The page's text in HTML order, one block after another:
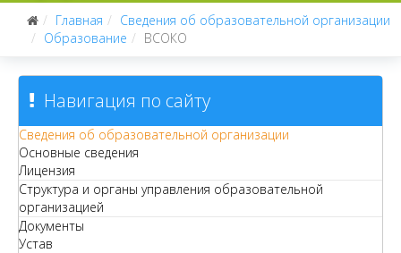
Главная
Сведения об образовательной организации
Образование
ВСОКО
Навигация по сайту
Сведения об образовательной организации
Основные сведения
Лицензия
Структура и органы управления образовательной
организацией
Документы
Устав